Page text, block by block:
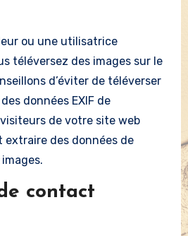
ou une utilisatrice
téléversez des images sur le
d’éviter de téléverser
données EXIF de
de votre site web
des données de
contact